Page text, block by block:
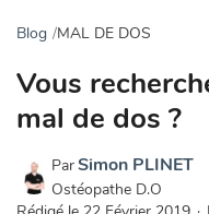
Blog MAL DE DOS
Vous
mal de dos ?
ParSimon PLINET
Ostéopathe D.O